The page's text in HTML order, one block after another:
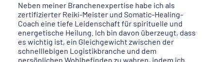
Neben meiner Branchenexpertise habe ich als
zertifizierter Reiki-Meister und Somatic-Healing-
Coach eine tiefe Leidenschaft für spirituelle und
energetische Heilung. Ich bin davon überzeugt, dass
es wichtig ist, ein Gleichgewicht zwischen der
schnelllebigen Logistikbranche und dem
persönlichen Wohlbefinden zu wahren, indem ich